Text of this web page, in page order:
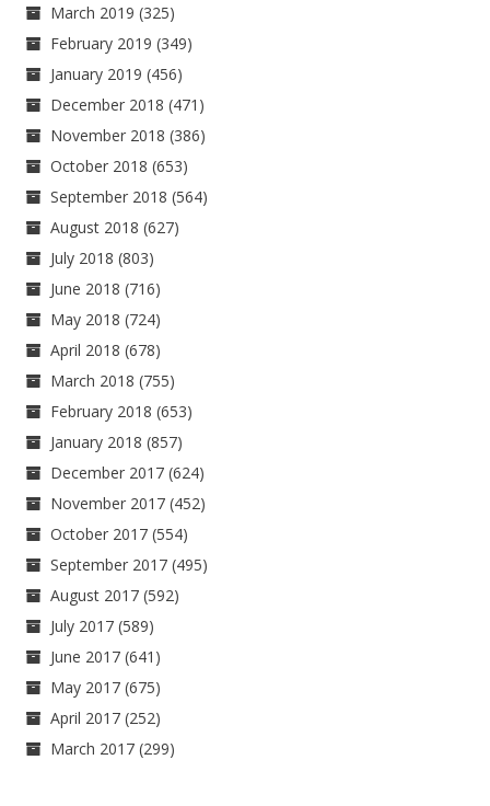
March 2019 (325)
February 2019 (349)
January 2019 (456)
December 2018 (471)
November 2018 (386)
October 2018 (653)
September 2018 (564)
August 2018 (627)
July 2018 (803)
June 2018 (716)
May 2018 (724)
April 2018 (678)
March 2018 (755)
February 2018 (653)
January 2018 (857)
December 2017 (624)
November 2017 (452)
October 2017 (554)
September 2017 (495)
August 2017 (592)
July 2017 (589)
June 2017 (641)
May 2017 (675)
April 2017 (252)
March 2017 (299)